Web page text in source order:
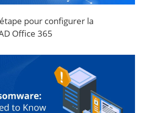
pour configurer la
Office 365